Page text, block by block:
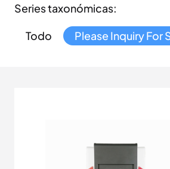
Series taxonómicas:
Todo
Please Inquiry For